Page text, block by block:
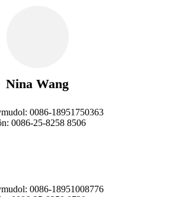
Nina Wang
0086-18951750363
0086-25-8258 8506
0086-18951008776